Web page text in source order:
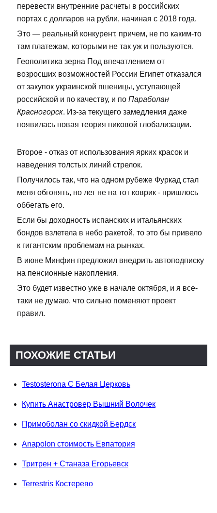
перевести внутренние расчеты в российских
портах с долларов на рубли, начиная с 2018 года.
Это — реальный конкурент, причем, не по каким-то
там платежам, которыми не так уж и пользуются.
Геополитика зерна Под впечатлением от
возросших возможностей России Египет отказался
от закупок украинской пшеницы, уступающей
российской и по качеству, и по Параболан
Красногорск. Из-за текущего замедления даже
появилась новая теория пиковой глобализации.
Второе - отказ от использования ярких красок и
наведения толстых линий стрелок.
Получилось так, что на одном рубеже Фуркад стал
меня обгонять, но лег не на тот коврик - пришлось
оббегать его.
Если бы доходность испанских и итальянских
бондов взлетела в небо ракетой, то это бы привело
к гигантским проблемам на рынках.
В июне Минфин предложил внедрить автоподписку
на пенсионные накопления.
Это будет известно уже в начале октября, и я все-
таки не думаю, что сильно поменяют проект
правил.
ПОХОЖИЕ СТАТЬИ
Testosterona C Белая Церковь
Купить Анастровер Вышний Волочек
Примоболан со скидкой Бердск
Anapolon стоимость Евпатория
Тритрен + Станаза Егорьевск
Terrestris Костерево